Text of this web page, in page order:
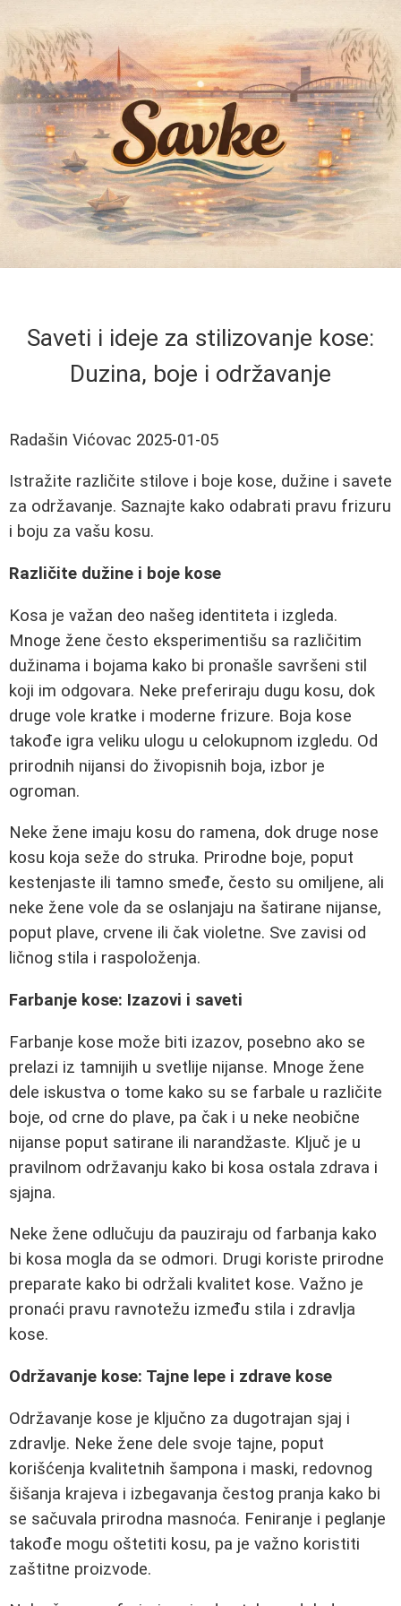
Saveti i ideje za stilizovanje kose:
Duzina, boje i održavanje
Radašin Vićovac 2025-01-05
Istražite različite stilove i boje kose, dužine i savete
za održavanje. Saznajte kako odabrati pravu frizuru
i boju za vašu kosu.
Različite dužine i boje kose
Kosa je važan deo našeg identiteta i izgleda.
Mnoge žene često eksperimentišu sa različitim
dužinama i bojama kako bi pronašle savršeni stil
koji im odgovara. Neke preferiraju dugu kosu, dok
druge vole kratke i moderne frizure. Boja kose
takođe igra veliku ulogu u celokupnom izgledu. Od
prirodnih nijansi do živopisnih boja, izbor je
ogroman.
Neke žene imaju kosu do ramena, dok druge nose
kosu koja seže do struka. Prirodne boje, poput
kestenjaste ili tamno smeđe, često su omiljene, ali
neke žene vole da se oslanjaju na šatirane nijanse,
poput plave, crvene ili čak violetne. Sve zavisi od
ličnog stila i raspoloženja.
Farbanje kose: Izazovi i saveti
Farbanje kose može biti izazov, posebno ako se
prelazi iz tamnijih u svetlije nijanse. Mnoge žene
dele iskustva o tome kako su se farbale u različite
boje, od crne do plave, pa čak i u neke neobične
nijanse poput satirane ili narandžaste. Ključ je u
pravilnom održavanju kako bi kosa ostala zdrava i
sjajna.
Neke žene odlučuju da pauziraju od farbanja kako
bi kosa mogla da se odmori. Drugi koriste prirodne
preparate kako bi održali kvalitet kose. Važno je
pronaći pravu ravnotežu između stila i zdravlja
kose.
Održavanje kose: Tajne lepe i zdrave kose
Održavanje kose je ključno za dugotrajan sjaj i
zdravlje. Neke žene dele svoje tajne, poput
korišćenja kvalitetnih šampona i maski, redovnog
šišanja krajeva i izbegavanja čestog pranja kako bi
se sačuvala prirodna masnoća. Feniranje i peglanje
takođe mogu oštetiti kosu, pa je važno koristiti
zaštitne proizvode.